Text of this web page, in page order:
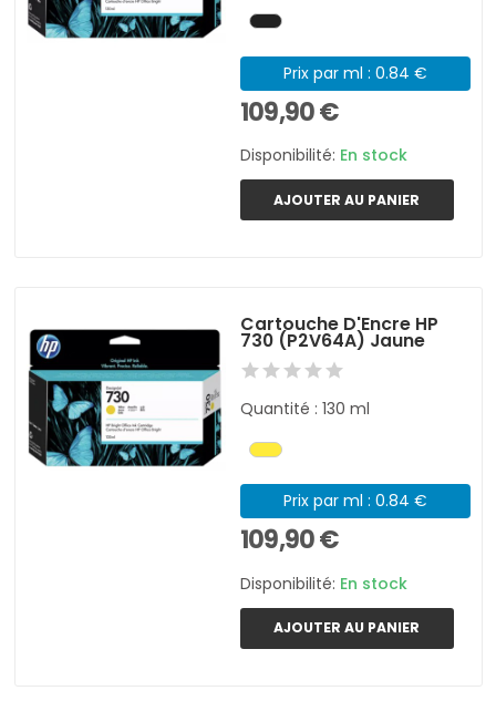
Prix par ml : 0.84 €
109,90 €
Disponibilité: En stock
AJOUTER AU PANIER
Cartouche D'Encre HP
730 (P2V64A) Jaune
Quantité : 130 ml
Prix par ml : 0.84 €
109,90 €
Disponibilité: En stock
AJOUTER AU PANIER